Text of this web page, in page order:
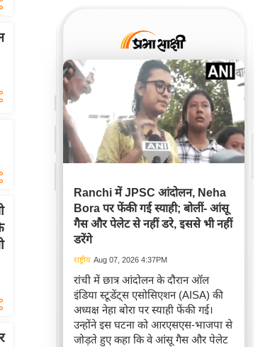
Ranchi में JPSC आंदोलन, Neha
Bora पर फेंकी गई स्याही; बोलीं- आंसू
गैस और पेलेट से नहीं डरे, इससे भी नहीं
डरेंगे
राष्ट्रीय Aug 07, 2026 4:37PM
रांची में छात्र आंदोलन के दौरान ऑल
इंडिया स्टूडेंट्स एसोसिएशन (AISA) की
अध्यक्ष नेहा बोरा पर स्याही फेंकी गई।
उन्होंने इस घटना को आरएसएस-भाजपा से
जोड़ते हुए कहा कि वे आंसू गैस और पेलेट